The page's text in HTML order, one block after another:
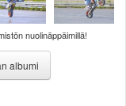
nuolinäppäimillä!
albumi